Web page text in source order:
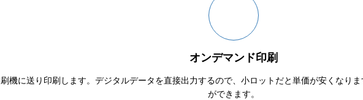
オンデマンド印刷
機に送り印刷します。デジタルデータを直接出力するので、小ロットだと単価が安くなり
ができます。